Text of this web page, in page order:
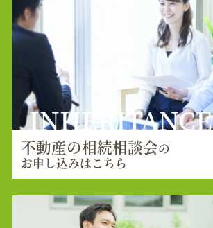
INHERITANCE
不動産の相続相談会の
お申し込みはこちら